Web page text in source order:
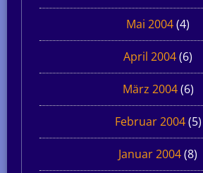
Mai 2004(4)
April 2004(6)
März 2004(6)
Februar 2004(5)
Januar 2004(8)